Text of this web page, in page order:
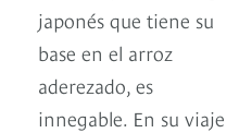
japonés que tiene su
base en el arroz
aderezado, es
innegable. En su viaje